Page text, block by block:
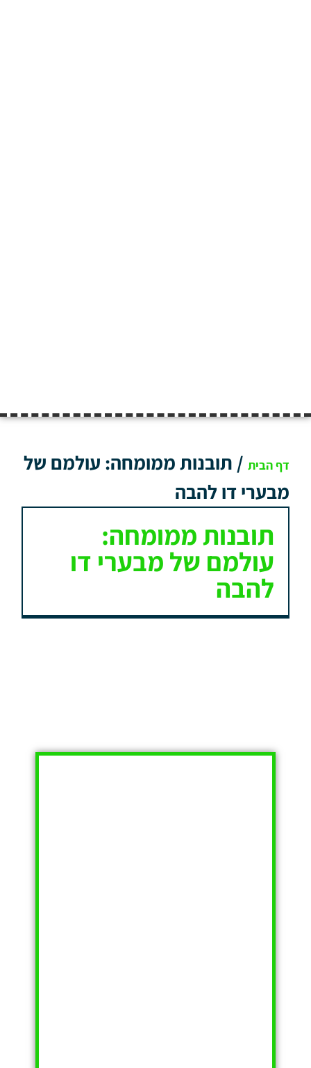
דף הבית / תובנות ממומחה: עולמם של
מבערי דו להבה
תובנות ממומחה:
עולמם של מבערי דו
להבה